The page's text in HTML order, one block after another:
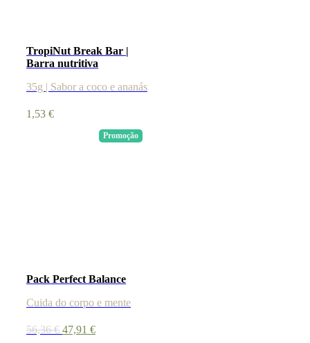
TropiNut Break Bar |
Barra nutritiva
35g | Sabor a coco e ananás
1,53 €
Promoção
Pack Perfect Balance
Cuida do corpo e mente
56,36€ O
47,91 €O